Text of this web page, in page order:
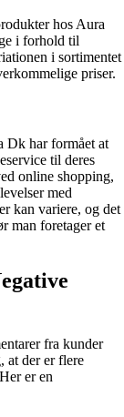
hos Aura
i forhold til
i sortimentet
priser.
Dk har formået at
til deres
online shopping,
med
kan variere, og det
man foretager et
fra kunder
at der er flere
er en